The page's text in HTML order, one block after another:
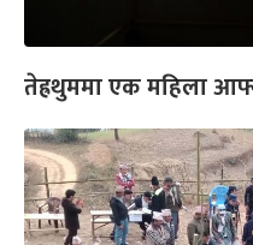
तेह्रथुममा एक महिला